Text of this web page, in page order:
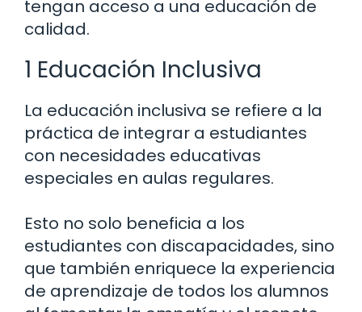
tengan acceso a una educación de
calidad.
1 Educación Inclusiva
La educación inclusiva se refiere a la
práctica de integrar a estudiantes
con necesidades educativas
especiales en aulas regulares.
Esto no solo beneficia a los
estudiantes con discapacidades, sino
que también enriquece la experiencia
de aprendizaje de todos los alumnos